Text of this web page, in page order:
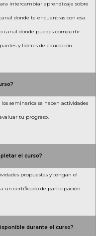
intercambiar aprendizaje sobre
donde te encuentras con esa
canal donde puedes compartir
y líderes de educación.
seminarios se hacen actividades
tu progreso.
el curso?
propuestas y tengan el
un certificado de participación.
durante el curso?